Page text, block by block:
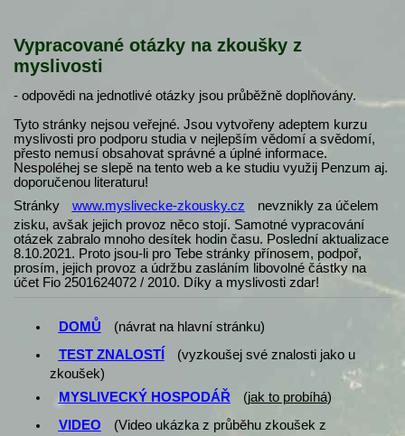
Vypracované otázky na zkoušky z
myslivosti
- odpovědi na jednotlivé otázky jsou průběžně doplňovány.
Tyto stránky nejsou veřejné. Jsou vytvořeny adeptem kurzu
myslivosti pro podporu studia v nejlepším vědomí a svědomí,
přesto nemusí obsahovat správné a úplné informace.
Nespoléhej se slepě na tento web a ke studiu využij Penzum aj.
doporučenou literaturu!
Stránky
www.myslivecke-zkousky.cz
nevznikly za účelem
zisku, avšak jejich provoz něco stojí. Samotné vypracování
otázek zabralo mnoho desítek hodin času. Poslední aktualizace
8.10.2021. Proto jsou-li pro Tebe stránky přínosem, podpoř,
prosím, jejich provoz a údržbu zasláním libovolné částky na
účet Fio 2501624072 / 2010. Díky a myslivosti zdar!
DOMŮ
(návrat na hlavní stránku)
TEST ZNALOSTÍ
(vyzkoušej své znalosti jako u
zkoušek)
MYSLIVECKÝ HOSPODÁŘ
(jak to probíhá)
VIDEO
(Video ukázka z průběhu zkoušek z